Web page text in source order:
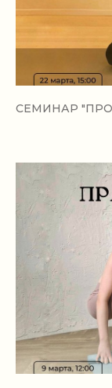
CЕМИНАР